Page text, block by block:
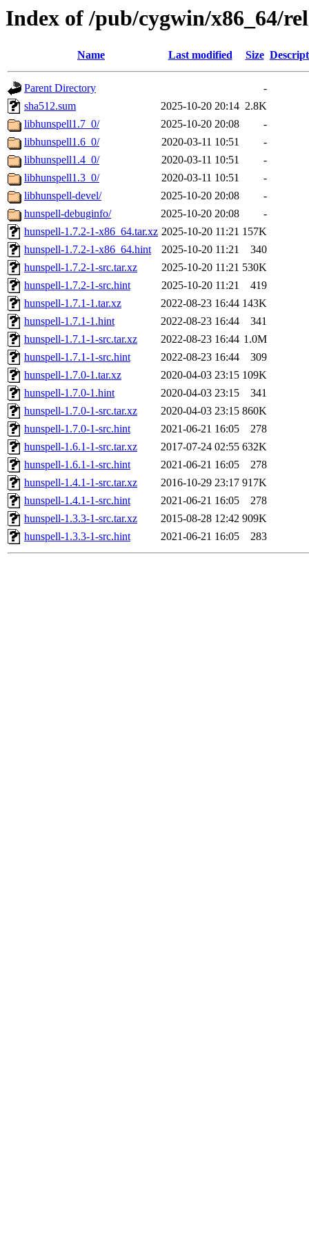
Index of /pub/cygwin/x86_64/
Name Last modified Size
Parent Directory
-
sha512.sum
2025-10-20 20:14 2.8K
libhunspell1.7_0/
2025-10-20 20:08
-
libhunspell1.6_0/
2020-03-11 10:51
-
libhunspell1.4_0/
2020-03-11 10:51
-
libhunspell1.3_0/
2020-03-11 10:51
-
libhunspell-devel/
2025-10-20 20:08
-
hunspell-debuginfo/
2025-10-20 20:08
-
hunspell-1.7.2-1-x86_64.tar.xz 2025-10-20 11:21 157K
hunspell-1.7.2-1-x86_64.hint
2025-10-20 11:21
340
hunspell-1.7.2-1-src.tar.xz
2025-10-20 11:21 530K
hunspell-1.7.2-1-src.hint
2025-10-20 11:21
419
hunspell-1.7.1-1.tar.xz
2022-08-23 16:44 143K
hunspell-1.7.1-1.hint
2022-08-23 16:44
341
hunspell-1.7.1-1-src.tar.xz
2022-08-23 16:44 1.0M
hunspell-1.7.1-1-src.hint
2022-08-23 16:44
309
hunspell-1.7.0-1.tar.xz
2020-04-03 23:15 109K
hunspell-1.7.0-1.hint
2020-04-03 23:15
341
hunspell-1.7.0-1-src.tar.xz
2020-04-03 23:15 860K
hunspell-1.7.0-1-src.hint
2021-06-21 16:05
278
hunspell-1.6.1-1-src.tar.xz
2017-07-24 02:55 632K
hunspell-1.6.1-1-src.hint
2021-06-21 16:05
278
hunspell-1.4.1-1-src.tar.xz
2016-10-29 23:17 917K
hunspell-1.4.1-1-src.hint
2021-06-21 16:05
278
hunspell-1.3.3-1-src.tar.xz
2015-08-28 12:42 909K
hunspell-1.3.3-1-src.hint
2021-06-21 16:05 283